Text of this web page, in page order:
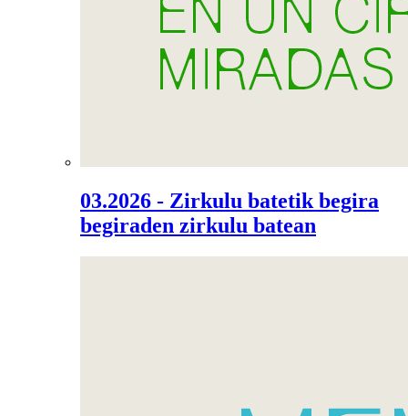
03.2026 - Zirkulu batetik begira
begiraden zirkulu batean